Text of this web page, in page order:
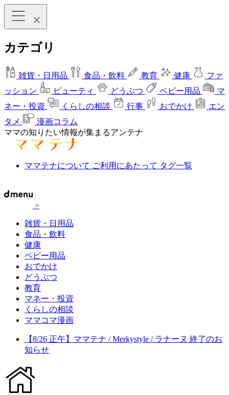
カテゴリ
雑貨・日用品 食品・飲料 教育 健康
ファ
ッション
ビューティ どうぶつ ベビー用品
マ
ネー・投資
くらしの相談 行事 おでかけ
エン
タメ
漫画コラム
ママの知りたい情報が集まるアンテナ
ママテナについて ご利用にあたって タグ一覧
>
雑貨・日用品
食品・飲料
健康
ベビー用品
おでかけ
どうぶつ
教育
マネー・投資
くらしの相談
ママコマ漫画
【8/26 正午】ママテナ / Merkystyle / ラナーヌ 終了のお
知らせ